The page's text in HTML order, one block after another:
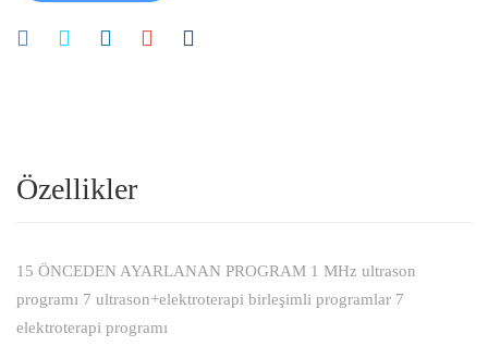
Özellikler
15 ÖNCEDEN AYARLANAN PROGRAM 1 MHz ultrason
programı 7 ultrason+elektroterapi birleşimli programlar 7
elektroterapi programı